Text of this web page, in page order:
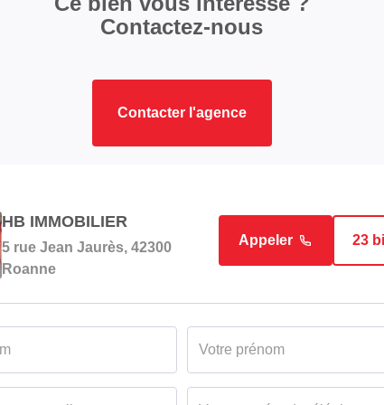
Contactez-nous
Contacter l'agence
HB IMMOBILIER
5 rue Jean Jaurès, 42300
Roanne
Appeler 23